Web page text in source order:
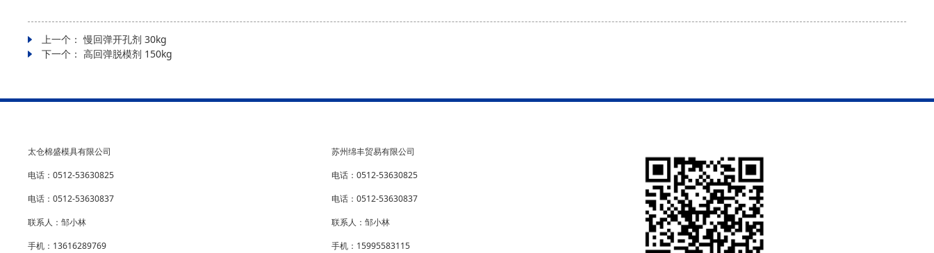
上一个：慢回弹开孔剂 30kg
下一个：高回弹脱模剂 150kg
太仓棉盛模具有限公司
电话：0512-53630825
电话：0512-53630837
联系人：邹小林
手机：13616289769
苏州绵丰贸易有限公司
电话：0512-53630825
电话：0512-53630837
联系人：邹小林
手机：15995583115